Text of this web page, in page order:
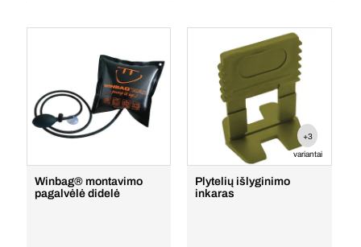
Winbag® montavimo
pagalvėlė didelė
+3
variantai
Plytelių išlyginimo
inkaras